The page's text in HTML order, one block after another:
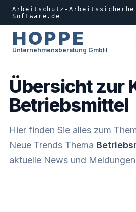
Arbeitschutz-
Software.de
HOPPE
Unternehmensberatung GmbH
Übersicht zur
Betriebsmittel
Hier finden Sie alles zum
Neue Trends Thema
aktuelle News und